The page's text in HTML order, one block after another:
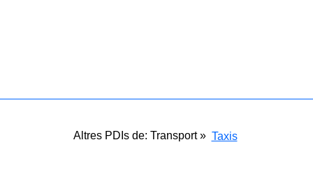
Altres PDIs de: Transport » Taxis